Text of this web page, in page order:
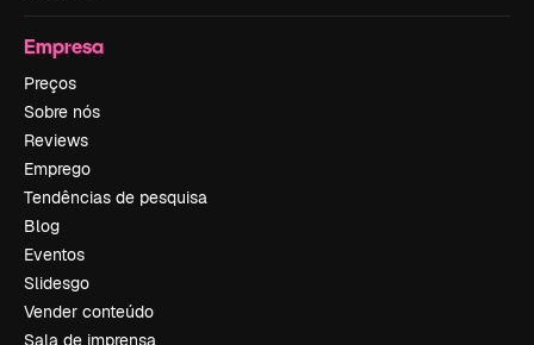
Empresa
Preços
Sobre nós
Reviews
Emprego
Tendências de pesquisa
Blog
Eventos
Slidesgo
Vender conteúdo
Sala de imprensa